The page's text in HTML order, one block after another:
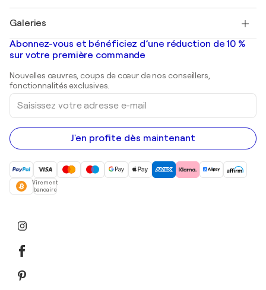
Banksy
Mr. Brainwash
Shepard Fairey
Tableaux abstraits à vendre
Peintures de paysage
Estampes
Peintures acryliques
Galeries
Galeries d'art en France
Galeries d'art en Belgique
Abonnez-vous et bénéficiez d’une réduction de 10 %
sur votre première commande
Nouvelles œuvres, coups de cœur de nos conseillers,
fonctionnalités exclusives.
Saisissez
votre
adresse
e-
mail
J'en profite dès maintenant
Virement
bancaire